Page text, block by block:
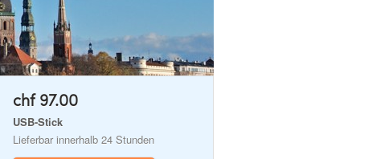
chf 97.00
USB-Stick
Lieferbar innerhalb 24 Stunden